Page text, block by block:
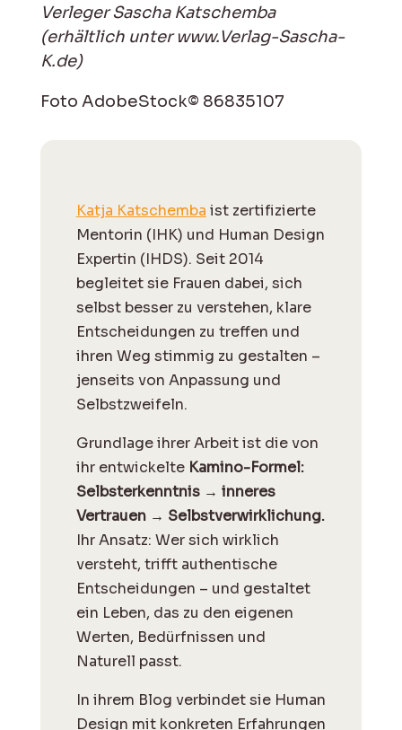
Verleger Sascha Katschemba
(erhältlich unter www.Verlag-Sascha-
K.de)
Foto AdobeStock© 86835107
Katja Katschemba ist zertifizierte
Mentorin (IHK) und Human Design
Expertin (IHDS). Seit 2014
begleitet sie Frauen dabei, sich
selbst besser zu verstehen, klare
Entscheidungen zu treffen und
ihren Weg stimmig zu gestalten –
jenseits von Anpassung und
Selbstzweifeln.
Grundlage ihrer Arbeit ist die von
ihr entwickelte Kamino-Formel:
Selbsterkenntnis → inneres
Vertrauen → Selbstverwirklichung.
Ihr Ansatz: Wer sich wirklich
versteht, trifft authentische
Entscheidungen – und gestaltet
ein Leben, das zu den eigenen
Werten, Bedürfnissen und
Naturell passt.
In ihrem Blog verbindet sie Human
Design mit konkreten Erfahrungen